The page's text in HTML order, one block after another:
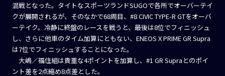
混戦となった。タイトなスポーツランドSUGOで各所でオーバーテイ
クが展開されるが、そのなかで68周目、#8 CIVIC TYPE-R GTをオーバ
ーテイク。冷静に終盤のレースを戦うと、最後は8位でフィニッシュ
し、さらに他車のタイム加算にともない、ENEOS X PRIME GR Supra
は7位でフィニッシュすることになった。
大嶋／福住組は貴重な4ポイントを加算し、#1 GR Supraとのポイ
ント差を2点縮め8点差とした。